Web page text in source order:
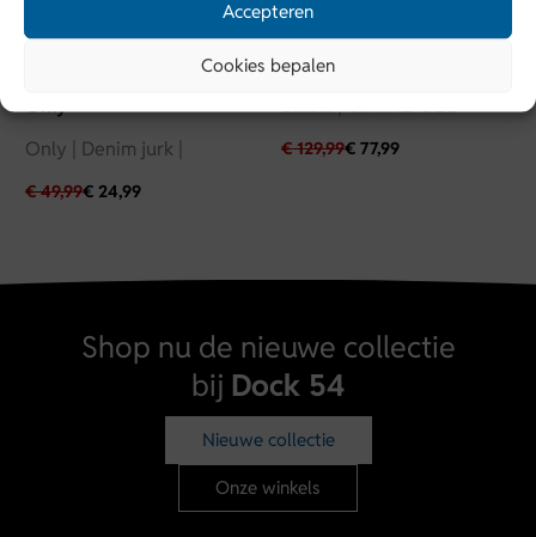
Accepteren
Cookies bepalen
Only
Only | Denim jurk |
€49,99€ 24,99
Vanguard | Denim stretch |
Blauw | VTR912-ODB
€129,99€ 77,99
Shop nu de nieuwe collectie
bij Dock 54
Nieuwe collectie
Onze winkels